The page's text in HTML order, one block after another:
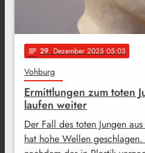
notes 29. Dezember 2025 05:03
Vohburg
Ermittlungen zum toten
laufen weiter
Der Fall des toten Jungen
hat hohe Wellen